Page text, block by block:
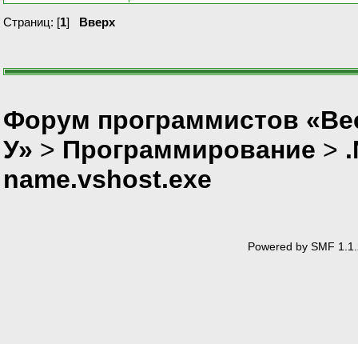
Страниц: [1] Вверх
Форум программистов
У» > Программирование >
name.vshost.exe
Powered by SMF